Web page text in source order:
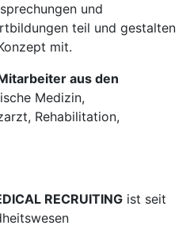
und
teil und gestalten
mit.
aus den
Medizin,
Rehabilitation,
RECRUITING ist seit